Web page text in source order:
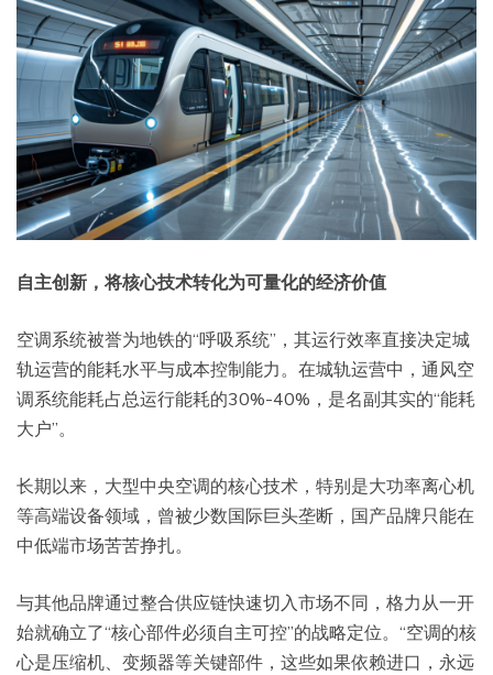
自主创新，将核心技术转化为可量化的经济价值
空调系统被誉为地铁的“呼吸系统”，其运行效率直接决定城
轨运营的能耗水平与成本控制能力。在城轨运营中，通风空
调系统能耗占总运行能耗的30%-40%，是名副其实的“能耗
大户”。
长期以来，大型中央空调的核心技术，特别是大功率离心机
等高端设备领域，曾被少数国际巨头垄断，国产品牌只能在
中低端市场苦苦挣扎。
与其他品牌通过整合供应链快速切入市场不同，格力从一开
始就确立了“核心部件必须自主可控”的战略定位。“空调的核
心是压缩机、变频器等关键部件，这些如果依赖进口，永远